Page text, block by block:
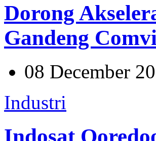
Dorong
Gandeng
08 December
Industri
Indosat